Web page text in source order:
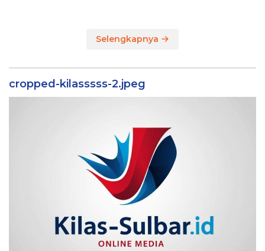
Selengkapnya
cropped-kilasssss-2.jpeg